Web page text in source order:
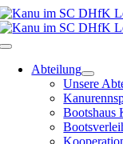
Zum
Inhalt
springen
Toggle
NavigationAbteilung
Unsere
Bootshaus